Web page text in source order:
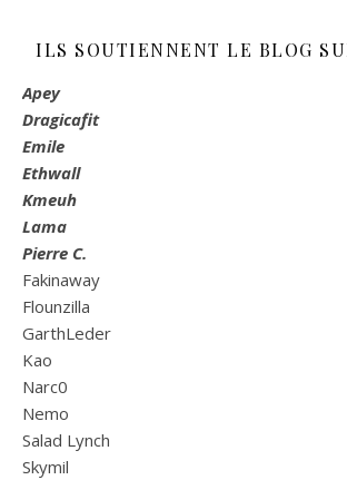
ILS SOUTIENNENT LE BLOG
Apey
Dragicafit
Emile
Ethwall
Kmeuh
Lama
Pierre C.
Fakinaway
Flounzilla
GarthLeder
Kao
Narc0
Nemo
Salad Lynch
Skymil